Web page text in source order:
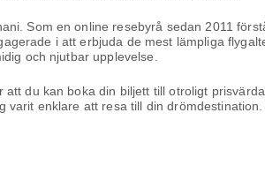
Som en online resebyrå sedan 2011
i att erbjuda de mest lämpliga
och njutbar upplevelse.
du kan boka din biljett till otroligt
enklare att resa till din